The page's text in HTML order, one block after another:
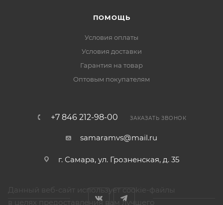
ПОМОЩЬ
Условия оплаты
Условия доставки
Гарантия на товар
Оптовым покупателям
+7 846 212-98-00 ЗАКАЗАТЬ ЗВОНОК
samaramvs@mail.ru
г. Самара, ул. Грозненская, д. 35
Данный веб-сайт использует cookie-файлы
в целях предоставления вам лучшего